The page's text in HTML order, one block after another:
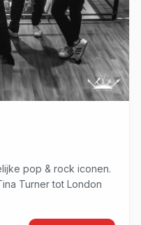
pop & rock iconen.
Turner tot London